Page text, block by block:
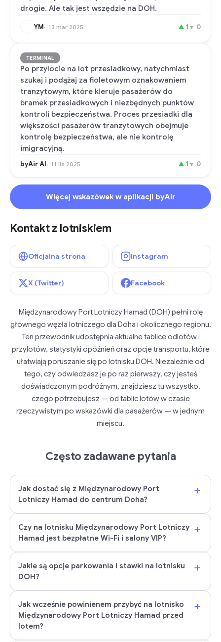
drogie. Ale tak jest wszędzie na DOH.
YM 13 mar 2025 ▲ 1 ▼ 0
TERMINAL
Po przylocie na lot przesiadkowy, natychmiast
szukaj i podążaj za fioletowym oznakowaniem
tranzytowym, które kieruje pasażerów do
bramek przesiadkowych i niezbędnych punktów
kontroli bezpieczeństwa. Proces przesiadki dla
większości pasażerów tranzytowych obejmuje
kontrolę bezpieczeństwa, ale nie kontrolę
imigracyjną.
byAir AI 11 lis 2025 ▲ 1 ▼ 0
Więcej wskazówek w aplikacji byAir
Kontakt z lotniskiem
Oficjalna strona Instagram
X (Twitter) Facebook
Międzynarodowy Port Lotniczy Hamad (DOH) pełni rolę
głównego węzła lotniczego dla Doha i okolicznego regionu.
Ten przewodnik udostępnia aktualne tablice odlotów i
przylotów, statystyki opóźnień oraz opcje transportu, które
ułatwiają poruszanie się po lotnisku DOH. Niezależnie od
tego, czy odwiedzasz je po raz pierwszy, czy jesteś
doświadczonym podróżnym, znajdziesz tu wszystko,
czego potrzebujesz — od tablic lotów w czasie
rzeczywistym po wskazówki dla pasażerów — w jednym
miejscu.
Często zadawane pytania
Jak dostać się z Międzynarodowy Port
Lotniczy Hamad do centrum Doha?
+
Czy na lotnisku Międzynarodowy Port Lotniczy
Hamad jest bezpłatne Wi-Fi i salony VIP?
+
Jakie są opcje parkowania i stawki na lotnisku
DOH?
+
Jak wcześnie powinienem przybyć na lotnisko
Międzynarodowy Port Lotniczy Hamad przed
lotem?
+